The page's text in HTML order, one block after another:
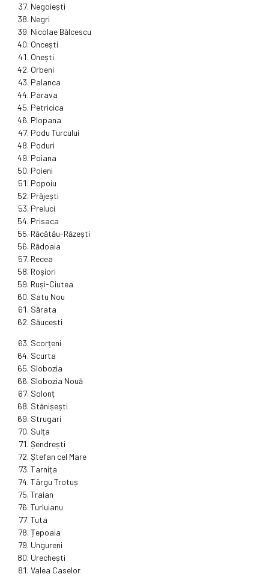
Negoiești
Negri
Nicolae Bălcescu
Oncești
Onești
Orbeni
Palanca
Parava
Petricica
Plopana
Podu Turcului
Poduri
Poiana
Poieni
Popoiu
Prăjești
Preluci
Prisaca
Răcătău-Răzești
Rădoaia
Recea
Roșiori
Ruși-Ciutea
Satu Nou
Sărata
Săucești
Scorțeni
Scurta
Slobozia
Slobozia Nouă
Solonț
Stănișești
Strugari
Sulța
Șendrești
Ștefan cel Mare
Tarnița
Târgu Trotuș
Traian
Turluianu
Tuta
Țepoaia
Ungureni
Urechești
Valea Caselor